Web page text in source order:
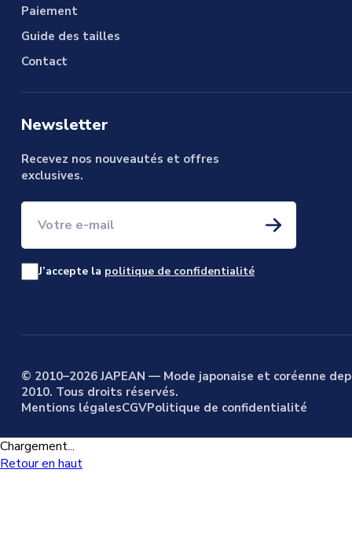
Paiement
Guide des tailles
Contact
Newsletter
Recevez nos nouveautés et offres
exclusives.
J’accepte la politique de confidentialité
© 2010–2026 JAPEAN — Mode japonaise et coréenne
2010. Tous droits réservés.
Mentions légalesCGVPolitique de confidentialité
Chargement...
Retour en haut